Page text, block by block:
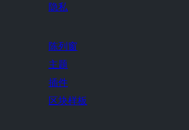
隐私
陈列窗
主题
插件
区块样板